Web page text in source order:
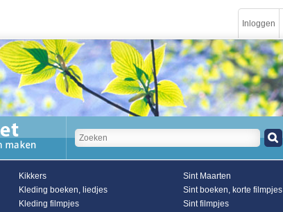
Inloggen
Kikkers
Kleding boeken, liedjes
Kleding filmpjes
Sint Maarten
Sint boeken, korte filmpjes
Sint filmpjes